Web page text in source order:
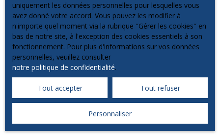
uniquement les données personnelles pour lesquelles vous
avez donné votre accord. Vous pouvez les modifier à
n'importe quel moment via la rubrique ″Gérer les cookies″ en
bas de notre site, à l'exception des cookies essentiels à son
fonctionnement. Pour plus d'informations sur vos données
personnelles, veuillez consulter
notre politique de confidentialité.
Tout accepter Tout refuser
Personnaliser